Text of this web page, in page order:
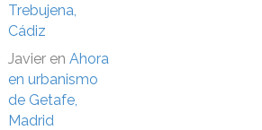
Trebujena,
Cádiz
Javier en Ahora
en urbanismo
de Getafe,
Madrid